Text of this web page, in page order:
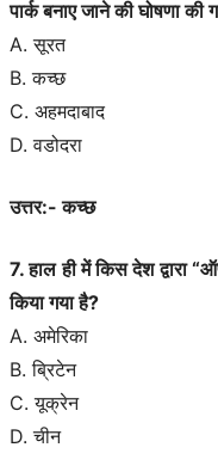
पार्क बनाए जाने की घोषणा की
A. सूरत
B. कच्छ
C. अहमदाबाद
D. वडोदरा
उत्तर:- कच्छ
7. हाल ही में किस देश
किया गया है?
A. अमेरिका
B. ब्रिटेन
C. यूक्रेन
D. चीन